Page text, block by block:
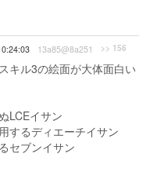
13a85@8a251 >> 156
キル3の絵面が大体面白い
LCEイサン
するディエーチイサン
セブンイサン